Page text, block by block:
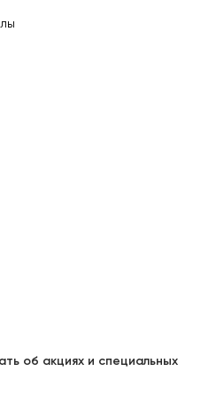
об акциях и специальных